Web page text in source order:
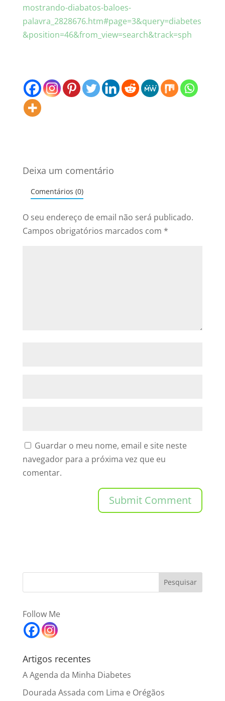
mostrando-diabatos-baloes-
palavra_2828676.htm#page=3&query=diabetes
&position=46&from_view=search&track=sph
Deixa um comentário
Comentários (0)
O seu endereço de email não será publicado.
Campos obrigatórios marcados com *
Guardar o meu nome, email e site neste
navegador para a próxima vez que eu
comentar.
Follow Me
Artigos recentes
A Agenda da Minha Diabetes
Dourada Assada com Lima e Orégãos